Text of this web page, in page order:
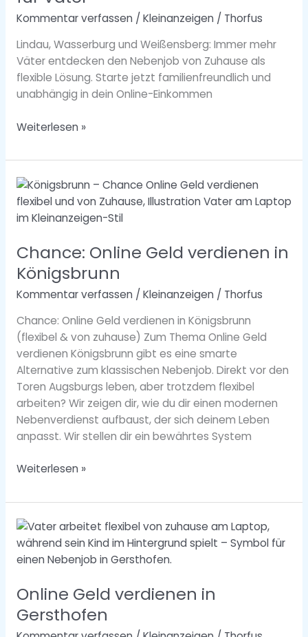
Kommentar verfassen / Kleinanzeigen / Thorfus
Lindau, Wasserburg und Weißensberg: Immer mehr
Väter entdecken den Nebenjob von Zuhause als
flexible Lösung. Starte jetzt familienfreundlich und
unabhängig in dein Online-Einkommen
Umgebung
–
Chance
für
Väter
Weiterlesen »
Chance: Online Geld verdienen in
Königsbrunn
Kommentar verfassen / Kleinanzeigen / Thorfus
Chance: Online Geld verdienen in Königsbrunn
(flexibel & von zuhause) Zum Thema Online Geld
verdienen Königsbrunn gibt es eine smarte
Alternative zum klassischen Nebenjob. Direkt vor den
Toren Augsburgs leben, aber trotzdem flexibel
arbeiten? Wir zeigen dir, wie du dir einen modernen
Nebenverdienst aufbaust, der sich deinem Leben
anpasst. Wir stellen dir ein bewährtes System
Chance:
Online
Geld
in
Königsbrunn
Weiterlesen »
Online Geld verdienen in
Gersthofen
Online
Geld
verdienen
Gersthofen